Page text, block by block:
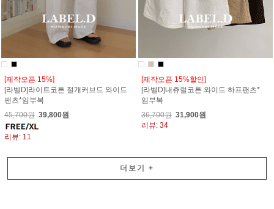
[제작오픈 15%]
[라벨D]라이트코튼 절개커브드 와이드
팬츠*임부복
45,700원 39,800원
리뷰: 11
[제작오픈 15%할인]
[라벨D]내츄럴코튼 와이드 하프팬츠*
임부복
36,700원 31,900원
리뷰: 34
더보기 +